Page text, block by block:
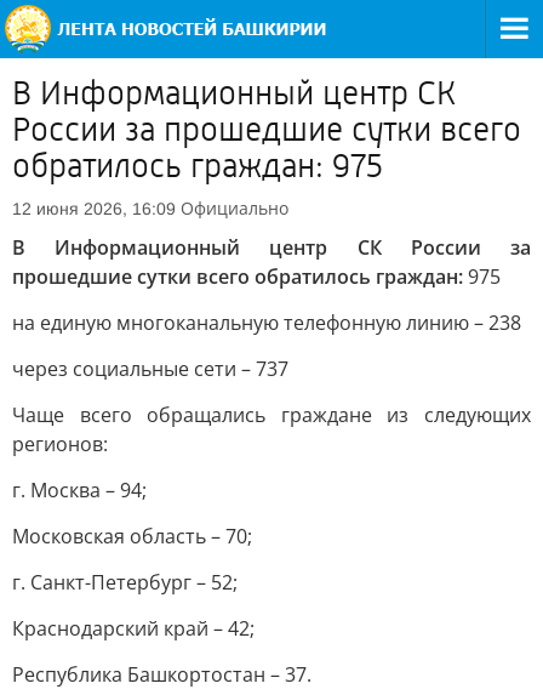
В Информационный центр СК
России за прошедшие сутки всего
обратилось граждан: 975
12 июня 2026, 16:09 Официально
В Информационный центр СК России за
прошедшие сутки всего обратилось граждан:975
на единую многоканальную телефонную линию – 238
через социальные сети – 737
Чаще всего обращались граждане из следующих
регионов:
г. Москва – 94;
Московская область – 70;
г. Санкт-Петербург – 52;
Краснодарский край – 42;
Республика Башкортостан – 37.